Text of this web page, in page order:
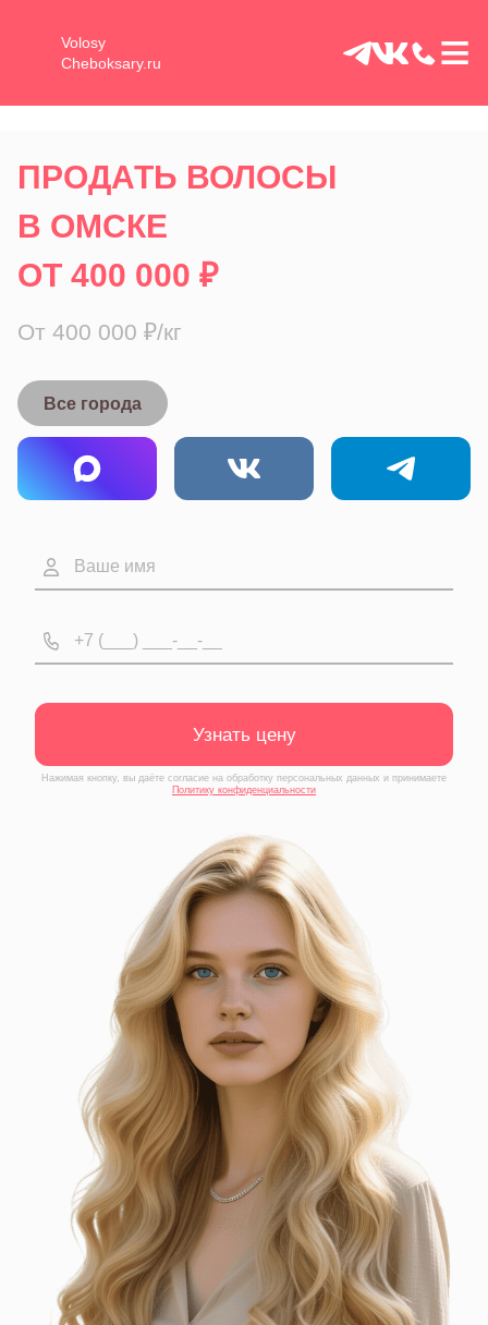
Volosy
Cheboksary.ru
≡
ПРОДАТЬ ВОЛОСЫ
В ОМСКЕ
ОТ 400 000 ₽
От 400 000 ₽/кг
Все города
Узнать цену
Нажимая кнопку, вы даёте согласие на обработку персональных данных и принимаете
Политику конфиденциальности